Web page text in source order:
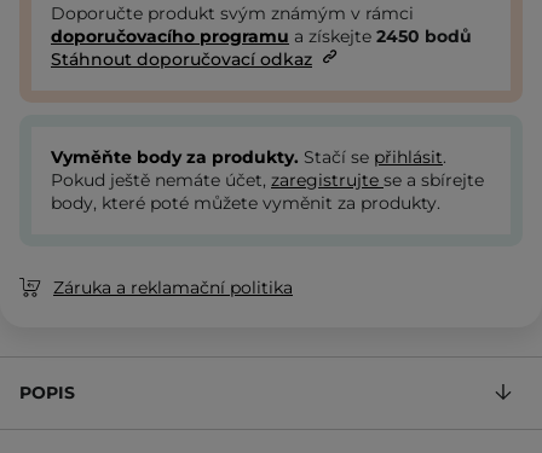
Doporučte produkt svým známým v rámci
doporučovacího programu a získejte 2450 bodů
Stáhnout doporučovací odkaz
Vyměňte body za produkty. Stačí se přihlásit.
Pokud ještě nemáte účet, zaregistrujte se a sbírejte
body, které poté můžete vyměnit za produkty.
Záruka a reklamační politika
POPIS